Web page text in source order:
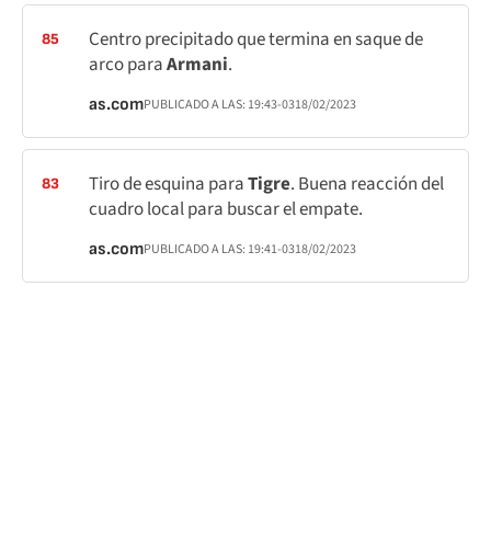
85
Centro precipitado que termina en saque de
arco paraArmani.
as.comPUBLICADO A LAS: 19:43-0318/02/2023
83 Tiro de esquina paraTigre. Buena reacción del
cuadro local para buscar el empate.
as.comPUBLICADO A LAS: 19:41-0318/02/2023